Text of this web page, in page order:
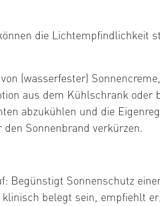
die Lichtempfindlichkeit
(wasserfester)
aus dem Kühlschrank oder
abzukühlen und die
Sonnenbrand verkürzen.
Begünstigt Sonnenschutz
belegt sein, empfiehlt